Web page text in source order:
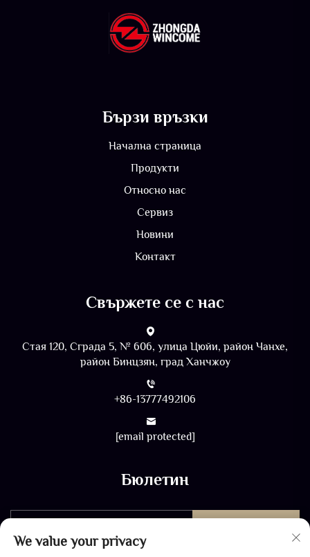
Бързи връзки
Начална страница
Продукти
Относно нас
Сервиз
Новини
Контакт
Свържете се с нас
Стая 120, Сграда 5, № 606, улица Цюйи, район Чанхе,
район Бинцзян, град Ханчжоу
+86-13777492106
[email protected]
Бюлетин
We value your privacy